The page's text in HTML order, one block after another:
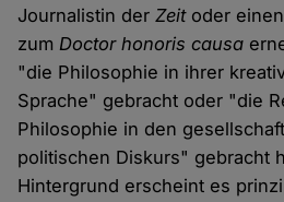
Journalistin derZeitoder
zumDoctor honoris causa
"die Philosophie in ihrer
Sprache" gebracht oder "die
Philosophie in den
politischen Diskurs" gebracht
Hintergrund erscheint es